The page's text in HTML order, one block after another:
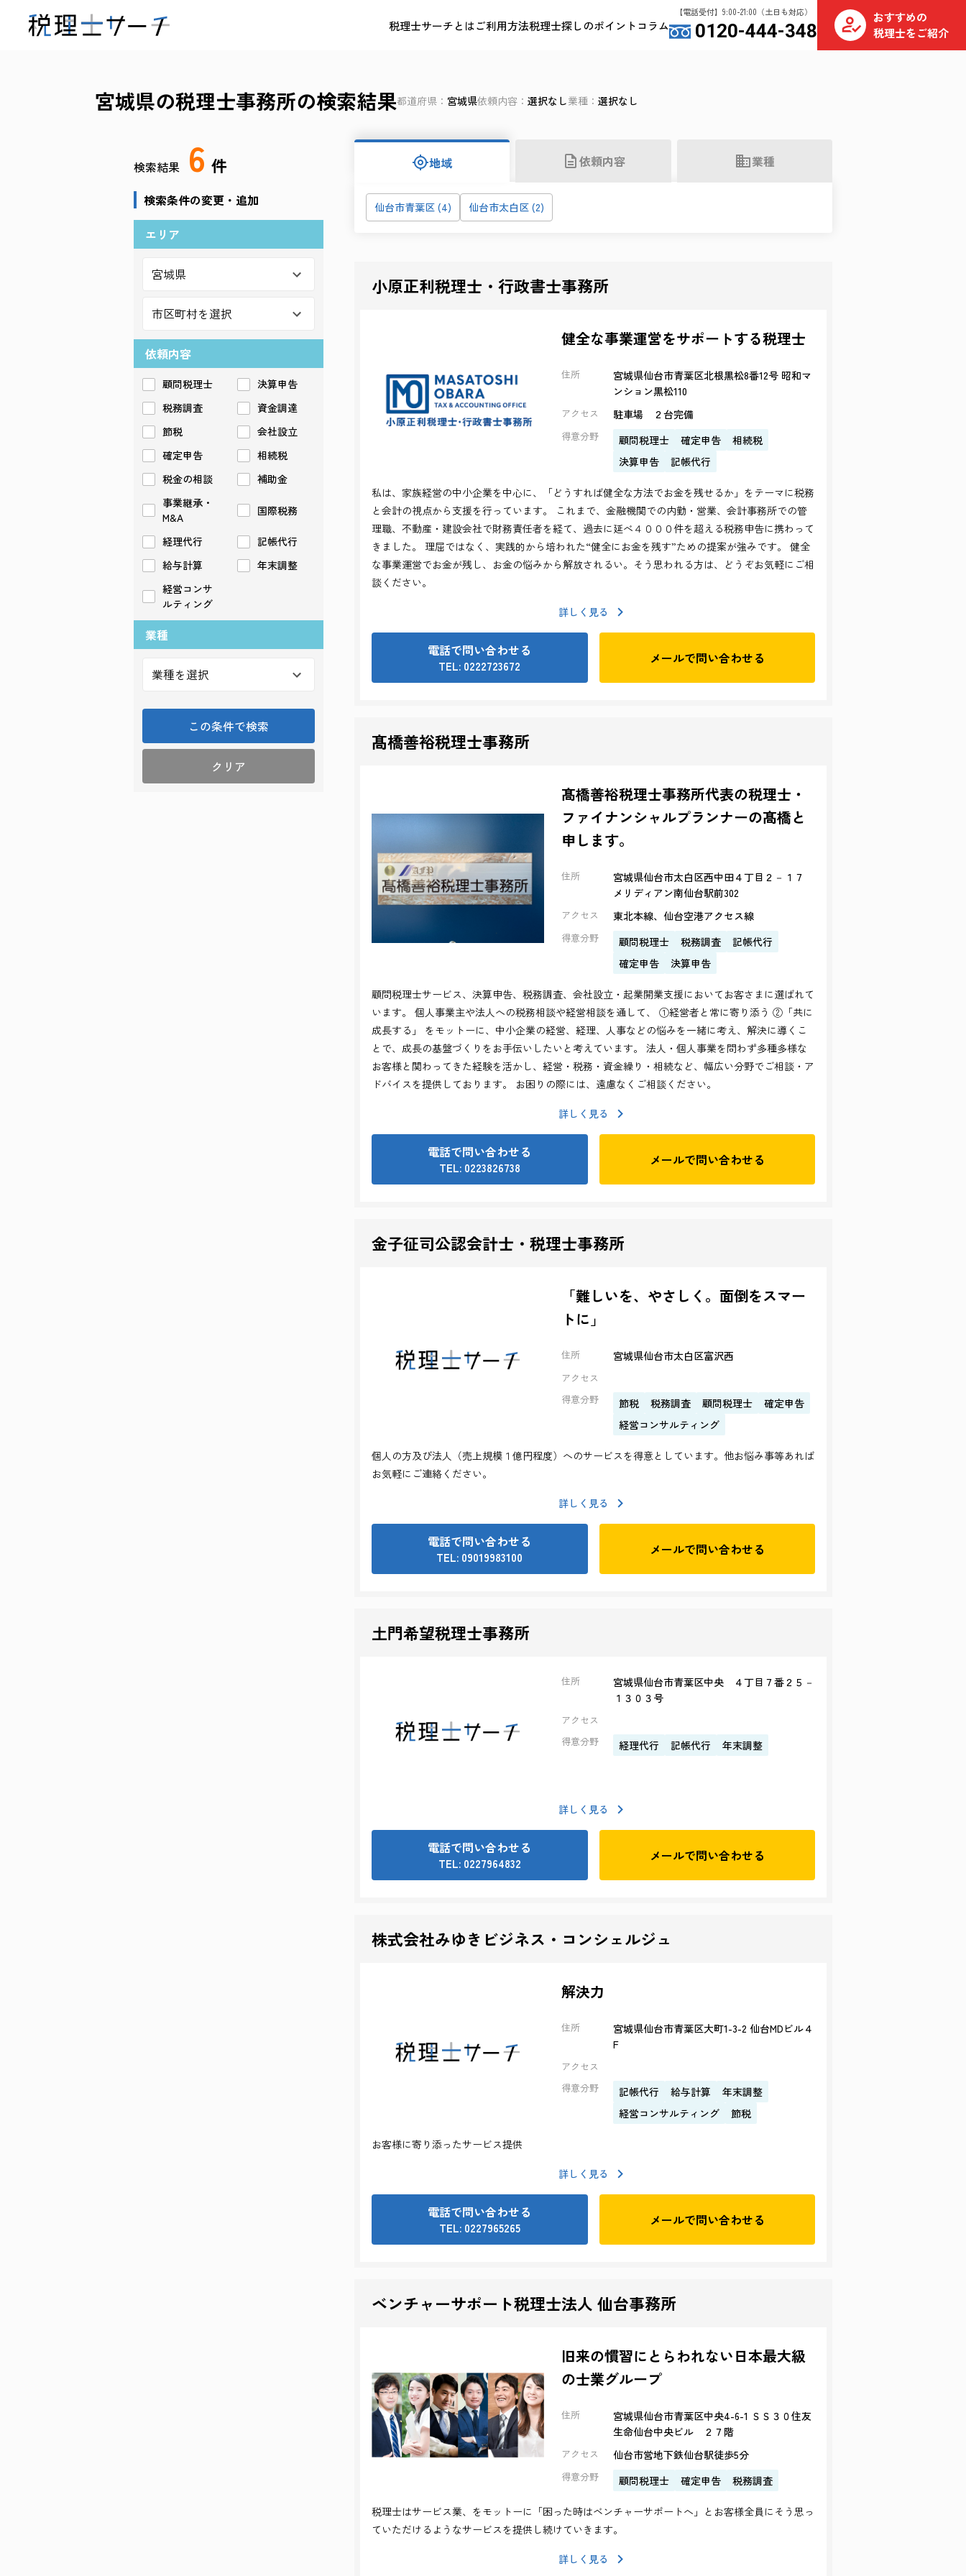
税理士サーチとはご利用方法税理士探しのポイント コラム
【電話受付】9:00-21:00（土日も対応）
0120-444-348
おすすめの
税理士をご紹介
宮城県の税理士事務所の検索結果都道府県 宮城県依頼内容 選択なし業種 選択なし
検索結果 6 件
検索条件の変更・追加
エリア
依頼内容
顧問税理士
決算申告
税務調査
資金調達
節税
会社設立
確定申告
相続税
税金の相談
補助金
事業継承・
M&A
国際税務
経理代行
記帳代行
給与計算
年末調整
経営コンサ
ルティング
業種
この条件で検索
クリア
地域 依頼内容 業種
仙台市青葉区 (4) 仙台市太白区 (2)
小原正利税理士・行政書士事務所
健全な事業運営をサポートする税理士
住所
宮城県仙台市青葉区北根黒松8番12号 昭和マ
ンション黒松110
アクセス 駐車場 ２台完備
得意分野 顧問税理士 確定申告
相続税
決算申告
記帳代行
私は、家族経営の中小企業を中心に、「どうすれば健全な方法でお金を残せるか」をテーマに税務
と会計の視点から支援を行っています。 これまで、金融機関での内勤・営業、会計事務所での管
理職、不動産・建設会社で財務責任者を経て、過去に延べ４０００件を超える税務申告に携わって
きました。 理屈ではなく、実践的から培われた“健全にお金を残す”ための提案が強みです。 健全
な事業運営でお金が残し、お金の悩みから解放されるい。そう思われる方は、どうぞお気軽にご相
談ください。
詳しく見る
電話で問い合わせる
TEL: 0222723672 メールで問い合わせる
髙橋善裕税理士事務所
髙橋善裕税理士事務所代表の税理士・
ファイナンシャルプランナーの髙橋と
申します。
住所
宮城県仙台市太白区西中田４丁目２－１７
メリディアン南仙台駅前302
アクセス 東北本線、仙台空港アクセス線
得意分野 顧問税理士 税務調査
記帳代行
確定申告
決算申告
顧問税理士サービス、決算申告、税務調査、会社設立・起業開業支援においてお客さまに選ばれて
います。 個人事業主や法人への税務相談や経営相談を通して、 ①経営者と常に寄り添う ②「共に
成長する」 をモットーに、中小企業の経営、経理、人事などの悩みを一緒に考え、解決に導くこ
とで、成長の基盤づくりをお手伝いしたいと考えています。 法人・個人事業を問わず多種多様な
お客様と関わってきた経験を活かし、経営・税務・資金繰り・相続など、幅広い分野でご相談・ア
ドバイスを提供しております。 お困りの際には、遠慮なくご相談ください。
詳しく見る
電話で問い合わせる
TEL: 0223826738 メールで問い合わせる
金子征司公認会計士・税理士事務所
「難しいを、やさしく。面倒をスマー
トに」
住所 宮城県仙台市太白区富沢西
アクセス
得意分野
節税 税務調査 顧問税理士
確定申告
経営コンサルティング
個人の方及び法人（売上規模１億円程度）へのサービスを得意としています。他お悩み事等あれば
お気軽にご連絡ください。
詳しく見る
電話で問い合わせる
TEL: 09019983100 メールで問い合わせる
土門希望税理士事務所
住所
宮城県仙台市青葉区中央 ４丁目７番２５－
１３０３号
アクセス
得意分野
経理代行 記帳代行 年末調整
詳しく見る
電話で問い合わせる
TEL: 0227964832 メールで問い合わせる
株式会社みゆきビジネス・コンシェルジュ
解決力
住所
宮城県仙台市青葉区大町1-3-2 仙台MDビル４
F
アクセス
得意分野
記帳代行 給与計算
年末調整
経営コンサルティング
節税
お客様に寄り添ったサービス提供
詳しく見る
電話で問い合わせる
TEL: 0227965265 メールで問い合わせる
ベンチャーサポート税理士法人 仙台事務所
旧来の慣習にとらわれない日本最大級
の士業グループ
住所
宮城県仙台市青葉区中央4-6-1 ＳＳ３０住友
生命仙台中央ビル ２７階
アクセス 仙台市営地下鉄仙台駅徒歩5分
得意分野 顧問税理士 確定申告 税務調査
税理士はサービス業、をモットーに「困った時はベンチャーサポートへ」とお客様全員にそう思っ
ていただけるようなサービスを提供し続けていきます。
詳しく見る